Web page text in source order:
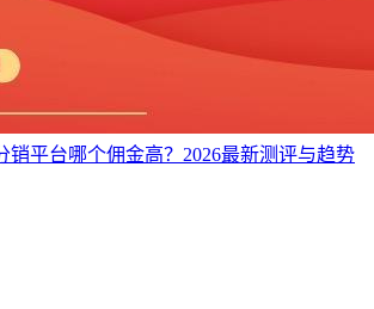
销平台哪个佣金高？2026最新测评与趋势